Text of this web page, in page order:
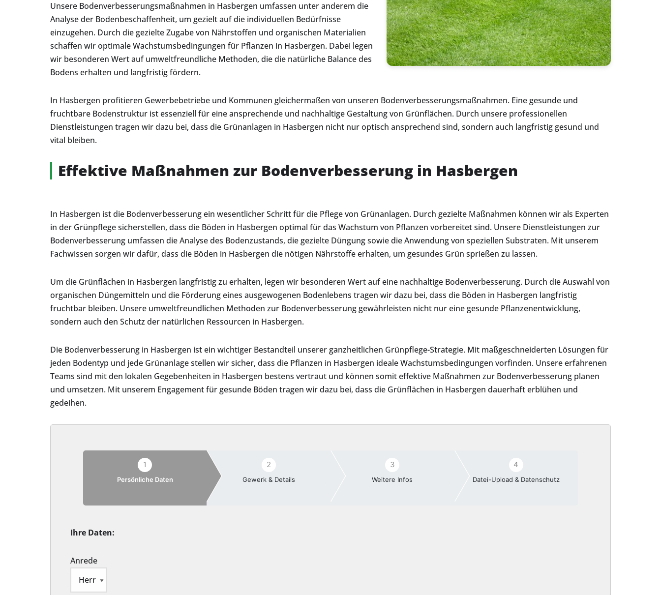
Unsere Bodenverbesserungsmaßnahmen in Hasbergen umfassen unter anderem die
Analyse der Bodenbeschaffenheit, um gezielt auf die individuellen Bedürfnisse
einzugehen. Durch die gezielte Zugabe von Nährstoffen und organischen Materialien
schaffen wir optimale Wachstumsbedingungen für Pflanzen in Hasbergen. Dabei legen
wir besonderen Wert auf umweltfreundliche Methoden, die die natürliche Balance des
Bodens erhalten und langfristig fördern.
In Hasbergen profitieren Gewerbebetriebe und Kommunen gleichermaßen von unseren Bodenverbesserungsmaßnahmen. Eine gesunde und
fruchtbare Bodenstruktur ist essenziell für eine ansprechende und nachhaltige Gestaltung von Grünflächen. Durch unsere professionellen
Dienstleistungen tragen wir dazu bei, dass die Grünanlagen in Hasbergen nicht nur optisch ansprechend sind, sondern auch langfristig gesund und
vital bleiben.
Effektive Maßnahmen zur Bodenverbesserung in Hasbergen
In Hasbergen ist die Bodenverbesserung ein wesentlicher Schritt für die Pflege von Grünanlagen. Durch gezielte Maßnahmen können wir als Experten
in der Grünpflege sicherstellen, dass die Böden in Hasbergen optimal für das Wachstum von Pflanzen vorbereitet sind. Unsere Dienstleistungen zur
Bodenverbesserung umfassen die Analyse des Bodenzustands, die gezielte Düngung sowie die Anwendung von speziellen Substraten. Mit unserem
Fachwissen sorgen wir dafür, dass die Böden in Hasbergen die nötigen Nährstoffe erhalten, um gesundes Grün sprießen zu lassen.
Um die Grünflächen in Hasbergen langfristig zu erhalten, legen wir besonderen Wert auf eine nachhaltige Bodenverbesserung. Durch die Auswahl von
organischen Düngemitteln und die Förderung eines ausgewogenen Bodenlebens tragen wir dazu bei, dass die Böden in Hasbergen langfristig
fruchtbar bleiben. Unsere umweltfreundlichen Methoden zur Bodenverbesserung gewährleisten nicht nur eine gesunde Pflanzenentwicklung,
sondern auch den Schutz der natürlichen Ressourcen in Hasbergen.
Die Bodenverbesserung in Hasbergen ist ein wichtiger Bestandteil unserer ganzheitlichen Grünpflege-Strategie. Mit maßgeschneiderten Lösungen für
jeden Bodentyp und jede Grünanlage stellen wir sicher, dass die Pflanzen in Hasbergen ideale Wachstumsbedingungen vorfinden. Unsere erfahrenen
Teams sind mit den lokalen Gegebenheiten in Hasbergen bestens vertraut und können somit effektive Maßnahmen zur Bodenverbesserung planen
und umsetzen. Mit unserem Engagement für gesunde Böden tragen wir dazu bei, dass die Grünflächen in Hasbergen dauerhaft erblühen und
gedeihen.
1
Persönliche Daten
2
Gewerk & Details
3
Weitere Infos
4
Datei-Upload & Datenschutz
Ihre Daten:
Anrede